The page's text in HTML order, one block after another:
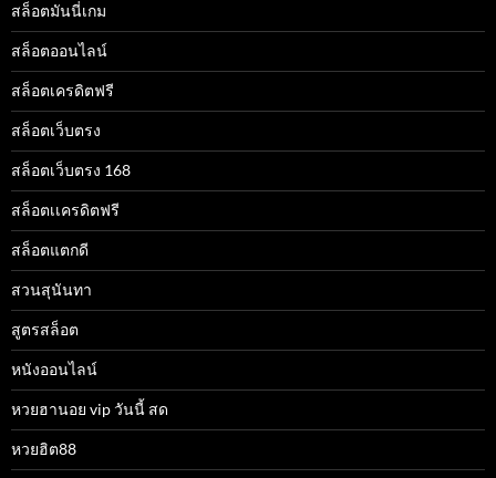
สล็อตมันนี่เกม
สล็อตออนไลน์
สล็อตเครดิตฟรี
สล็อตเว็บตรง
สล็อตเว็บตรง 168
สล็อตเเครดิตฟรี
สล็อตแตกดี
สวนสุนันทา
สูตรสล็อต
หนังออนไลน์
หวยฮานอย vip วันนี้ สด
หวยฮิต88